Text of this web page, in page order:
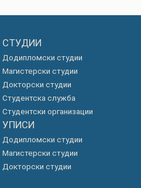
СТУДИИ
Додипломски студии
Магистерски студии
Докторски студии
Студентска служба
Студентски организации
УПИСИ
Додипломски студии
Магистерски студии
Докторски студии